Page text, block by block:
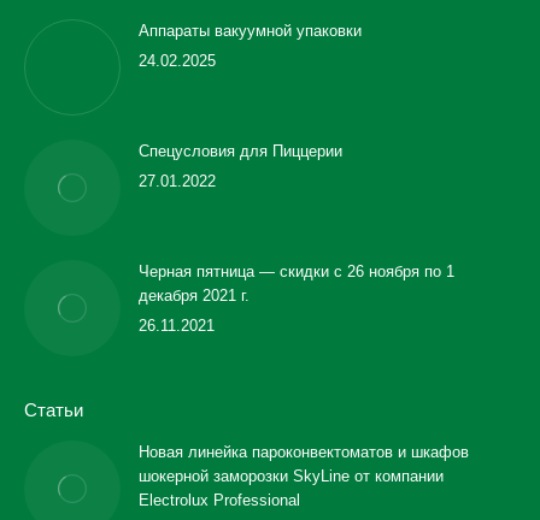
Аппараты вакуумной упаковки
24.02.2025
Спецусловия для Пиццерии
27.01.2022
Черная пятница — скидки с 26 ноября по 1
декабря 2021 г.
26.11.2021
Статьи
Новая линейка пароконвектоматов и шкафов
шокерной заморозки SkyLine от компании
Electrolux Professional